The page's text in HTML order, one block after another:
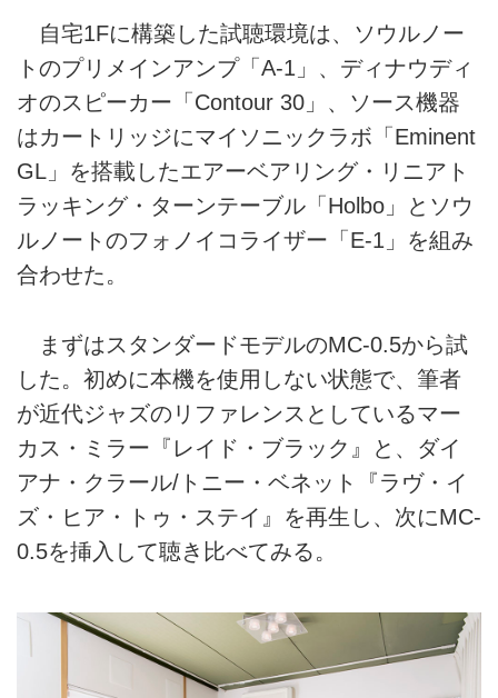
自宅1Fに構築した試聴環境は、ソウルノー
トのプリメインアンプ「A-1」、ディナウディ
オのスピーカー「Contour 30」、ソース機器
はカートリッジにマイソニックラボ「Eminent
GL」を搭載したエアーベアリング・リニアト
ラッキング・ターンテーブル「Holbo」とソウ
ルノートのフォノイコライザー「E-1」を組み
合わせた。
まずはスタンダードモデルのMC-0.5から試
した。初めに本機を使用しない状態で、筆者
が近代ジャズのリファレンスとしているマー
カス・ミラー『レイド・ブラック』と、ダイ
アナ・クラール/トニー・ベネット『ラヴ・イ
ズ・ヒア・トゥ・ステイ』を再生し、次にMC-
0.5を挿入して聴き比べてみる。